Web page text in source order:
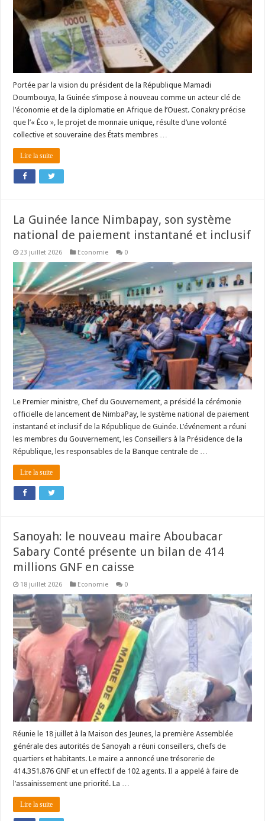
Portée par la vision du président de la République Mamadi
Doumbouya, la Guinée s’impose à nouveau comme un acteur clé de
l’économie et de la diplomatie en Afrique de l’Ouest. Conakry précise
que l’« Éco », le projet de monnaie unique, résulte d’une volonté
collective et souveraine des États membres …
Lire la suite
La Guinée lance Nimbapay, son système
national de paiement instantané et inclusif
23 juillet 2026 Economie 0
Le Premier ministre, Chef du Gouvernement, a présidé la cérémonie
officielle de lancement de NimbaPay, le système national de paiement
instantané et inclusif de la République de Guinée. L’événement a réuni
les membres du Gouvernement, les Conseillers à la Présidence de la
République, les responsables de la Banque centrale de …
Lire la suite
Sanoyah: le nouveau maire Aboubacar
Sabary Conté présente un bilan de 414
millions GNF en caisse
18 juillet 2026 Economie 0
Réunie le 18 juillet à la Maison des Jeunes, la première Assemblée
générale des autorités de Sanoyah a réuni conseillers, chefs de
quartiers et habitants. Le maire a annoncé une trésorerie de
414.351.876 GNF et un effectif de 102 agents. Il a appelé à faire de
l’assainissement une priorité. La …
Lire la suite